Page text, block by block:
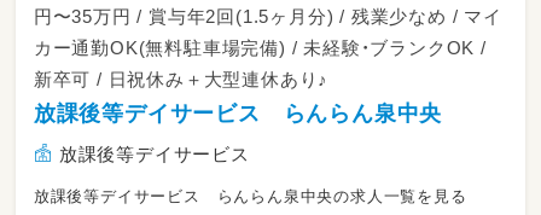
円〜35万円 / 賞与年2回(1.5ヶ月分) / 残業少なめ / マイ
カー通勤OK(無料駐車場完備) / 未経験・ブランクOK /
新卒可 / 日祝休み＋大型連休あり♪
放課後等デイサービス らんらん泉中央
放課後等デイサービス
放課後等デイサービス らんらん泉中央の求人一覧を見る